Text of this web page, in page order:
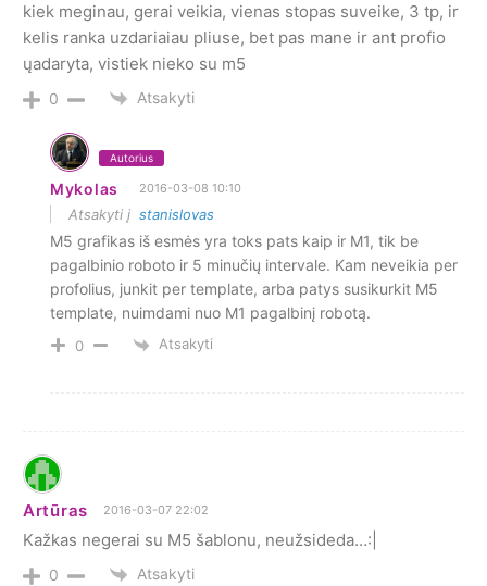
kiek meginau, gerai veikia, vienas stopas suveike, 3 tp, ir
kelis ranka uzdariaiau pliuse, bet pas mane ir ant profio
ųadaryta, vistiek nieko su m5
0 Atsakyti
Autorius
Mykolas 2016-03-08 10:10
Atsakyti į stanislovas
M5 grafikas iš esmės yra toks pats kaip ir M1, tik be
pagalbinio roboto ir 5 minučių intervale. Kam neveikia per
profolius, junkit per template, arba patys susikurkit M5
template, nuimdami nuo M1 pagalbinį robotą.
0 Atsakyti
Artūras 2016-03-07 22:02
Kažkas negerai su M5 šablonu, neužsideda…:|
0 Atsakyti